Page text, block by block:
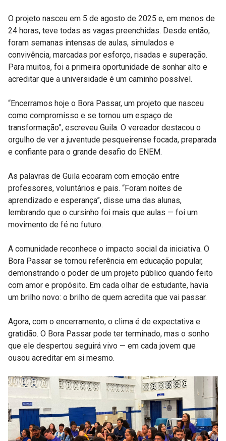
O projeto nasceu em 5 de agosto de 2025 e, em menos de
24 horas, teve todas as vagas preenchidas. Desde então,
foram semanas intensas de aulas, simulados e
convivência, marcadas por esforço, risadas e superação.
Para muitos, foi a primeira oportunidade de sonhar alto e
acreditar que a universidade é um caminho possível.
“Encerramos hoje o Bora Passar, um projeto que nasceu
como compromisso e se tornou um espaço de
transformação”, escreveu Guila. O vereador destacou o
orgulho de ver a juventude pesqueirense focada, preparada
e confiante para o grande desafio do ENEM.
As palavras de Guila ecoaram com emoção entre
professores, voluntários e pais. “Foram noites de
aprendizado e esperança”, disse uma das alunas,
lembrando que o cursinho foi mais que aulas — foi um
movimento de fé no futuro.
A comunidade reconhece o impacto social da iniciativa. O
Bora Passar se tornou referência em educação popular,
demonstrando o poder de um projeto público quando feito
com amor e propósito. Em cada olhar de estudante, havia
um brilho novo: o brilho de quem acredita que vai passar.
Agora, com o encerramento, o clima é de expectativa e
gratidão. O Bora Passar pode ter terminado, mas o sonho
que ele despertou seguirá vivo — em cada jovem que
ousou acreditar em si mesmo.